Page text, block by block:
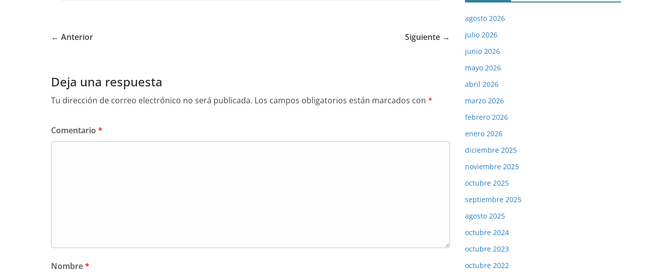
← Anterior Siguiente →
Deja una respuesta
Tu dirección de correo electrónico no será publicada. Los campos obligatorios están marcados con *
Comentario *
Nombre*
agosto 2026
julio 2026
junio 2026
mayo 2026
abril 2026
marzo 2026
febrero 2026
enero 2026
diciembre 2025
noviembre 2025
octubre 2025
septiembre 2025
agosto 2025
octubre 2024
octubre 2023
octubre 2022